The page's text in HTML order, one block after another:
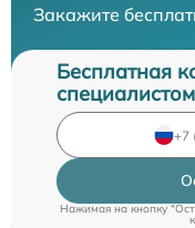
Закажите
Бесплатная
специалистом
Нажимая на кнопку